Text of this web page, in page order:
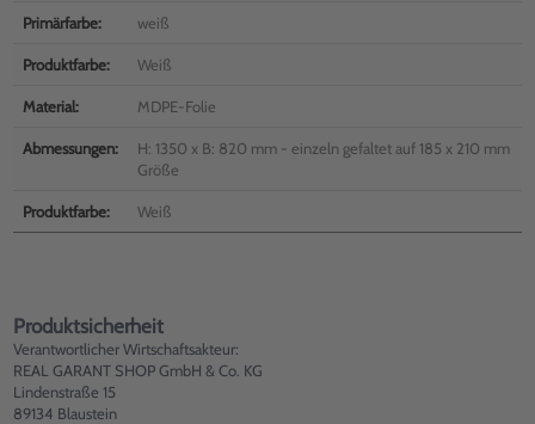
Primärfarbe: weiß
Produktfarbe: Weiß
Material: MDPE-Folie
Abmessungen:
H: 1350 x B: 820 mm - einzeln gefaltet auf 185 x 210 mm
Größe
Produktfarbe: Weiß
Produktsicherheit
Verantwortlicher Wirtschaftsakteur:
REAL GARANT SHOP GmbH & Co. KG
Lindenstraße 15
89134 Blaustein